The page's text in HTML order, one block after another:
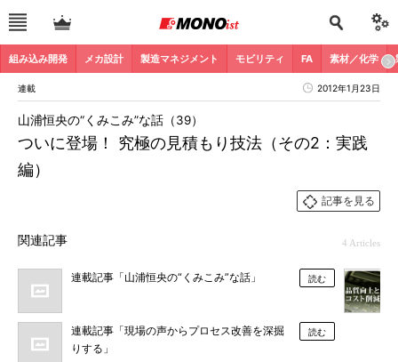
組み込み開発 メカ設計 製造マネジメント モビリティ FA 素材／化学
連載 2012年1月23日
ついに登場！ 究極の見積もり技法（その2：実践
編）
山浦恒央の“くみこみ”な話（39）
記事を見る
関連記事 4 Articles
連載記事「山浦恒央の“くみこみ”な話」 読む
連載記事「現場の声からプロセス改善を深掘
りする」
読む